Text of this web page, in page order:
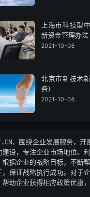
上海市科技型
新资金管理办法
2021-10-08
北京市新技术
务）
2021-10-08
，围绕企业发展服务，
建设，专注企业市场地位、
根据企业的战略目标，不断
，保证战略执行成功。对于
帮助企业获得相应政策优惠